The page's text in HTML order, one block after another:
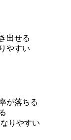
出せる
やすい
が落ちる
りやすい